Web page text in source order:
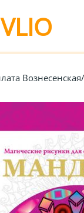
Вознесенская/